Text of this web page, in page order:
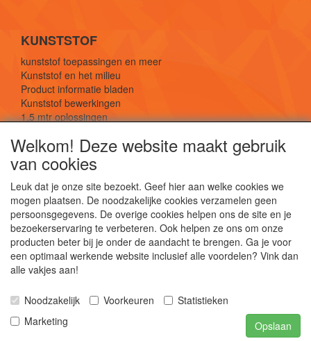
KUNSTSTOF
kunststof toepassingen en meer
Kunststof en het milieu
Product informatie bladen
Kunststof bewerkingen
1,5 mtr oplossingen
SOCIALE MEDIA
De webshop voor kunststof platen, folies, buizen
Kunststof bewerkingen, productontwerp en
duurzame oplossingen.
Welkom! Deze website maakt gebruik
van cookies
Leuk dat je onze site bezoekt. Geef hier aan welke cookies we
mogen plaatsen. De noodzakelijke cookies verzamelen geen
persoonsgegevens. De overige cookies helpen ons de site en je
bezoekerservaring te verbeteren. Ook helpen ze ons om onze
producten beter bij je onder de aandacht te brengen. Ga je voor
een optimaal werkende website inclusief alle voordelen? Vink dan
alle vakjes aan!
Noodzakelijk Voorkeuren
Statistieken
Marketing
Opslaan